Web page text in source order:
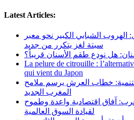
Latest Articles:
الشبابي الكبير نحو معبر
سبتة لغز يتكرر من جديد
هل نودع طقم الأسنان قريباً؟
La pelure de citrouille :
qui vient du Japon
خطاب العرش يرسم ملامح
المغرب الجديد
آفاق اقتصادية واعدة وطموح
لقيادة السوق العالمية